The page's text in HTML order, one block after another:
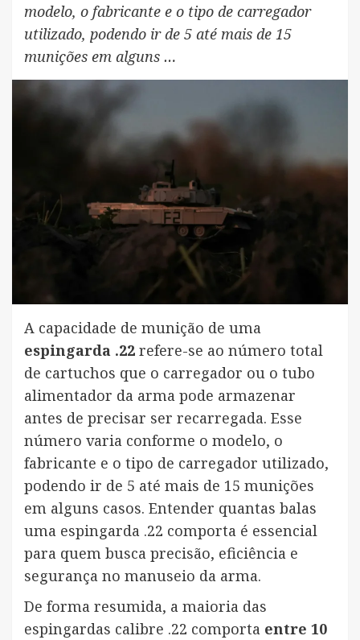
modelo, o fabricante e o tipo de carregador
utilizado, podendo ir de 5 até mais de 15
munições em alguns …
A capacidade de munição de uma
espingarda .22 refere-se ao número total
de cartuchos que o carregador ou o tubo
alimentador da arma pode armazenar
antes de precisar ser recarregada. Esse
número varia conforme o modelo, o
fabricante e o tipo de carregador utilizado,
podendo ir de 5 até mais de 15 munições
em alguns casos. Entender quantas balas
uma espingarda .22 comporta é essencial
para quem busca precisão, eficiência e
segurança no manuseio da arma.
De forma resumida, a maioria das
espingardas calibre .22 comporta entre 10